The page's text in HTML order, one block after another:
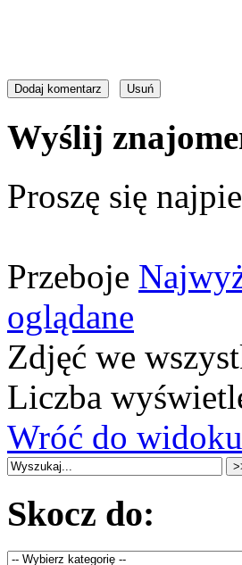
Wyślij
Proszę się
Przeboje
oglądane
Zdjęć we
Liczba
Wróć do
Skocz do: